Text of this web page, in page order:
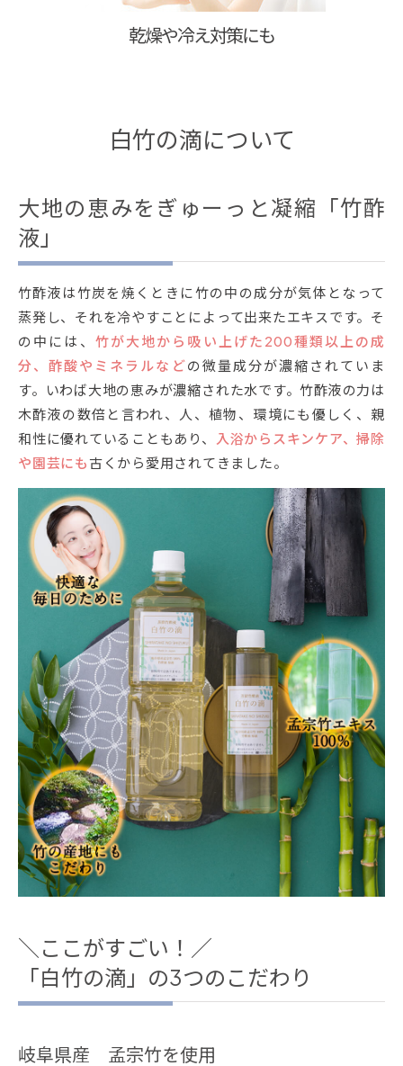
乾燥や冷え対策にも
白竹の滴について
大地の恵みをぎゅーっと凝縮「竹酢
液」
竹酢液は竹炭を焼くときに竹の中の成分が気体となって
蒸発し、それを冷やすことによって出来たエキスです。そ
の中には、 竹が大地から吸い上げた200種類以上の成
分、酢酸やミネラルなどの微量成分が濃縮されていま
す。いわば大地の恵みが濃縮された水です。竹酢液の力は
木酢液の数倍と言われ、人、植物、環境にも優しく、親
和性に優れていることもあり、
入浴からスキンケア、掃除
や園芸にも古くから愛用されてきました。
＼ここがすごい！／
「白竹の滴」の3つのこだわり
岐阜県産 孟宗竹を使用